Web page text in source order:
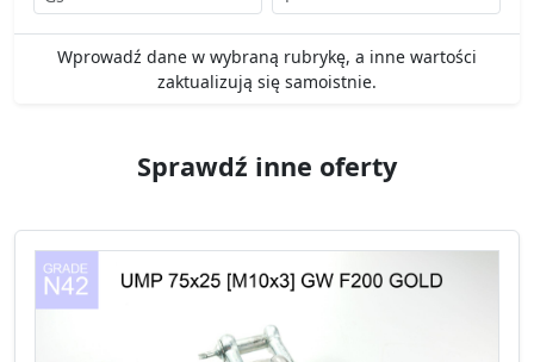
Wprowadź dane w wybraną rubrykę, a inne wartości
zaktualizują się samoistnie.
Sprawdź inne oferty